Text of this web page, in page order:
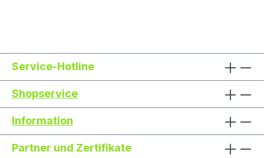
Service-Hotline
Shopservice
Information
Partner und Zertifikate